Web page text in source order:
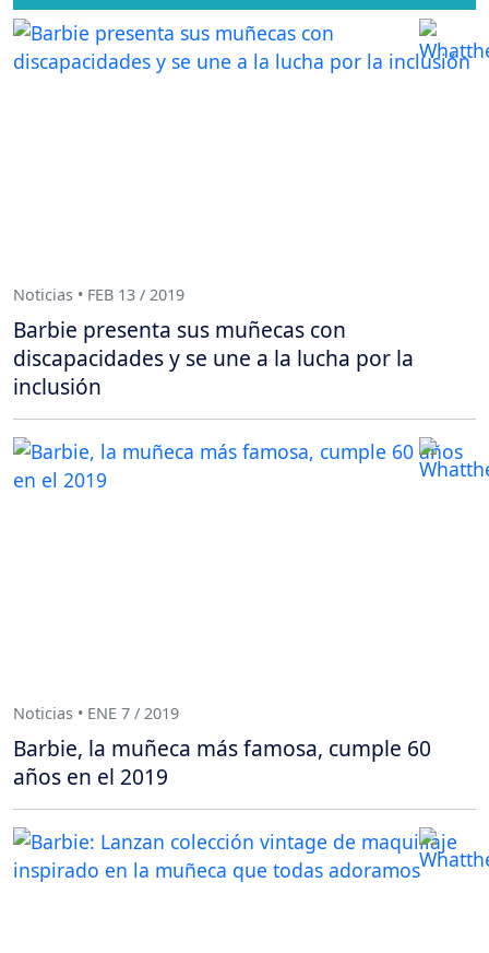
Noticias • FEB 13 / 2019
Barbie presenta sus muñecas con
discapacidades y se une a la lucha por la
inclusión
Noticias • ENE 7 / 2019
Barbie, la muñeca más famosa, cumple 60
años en el 2019